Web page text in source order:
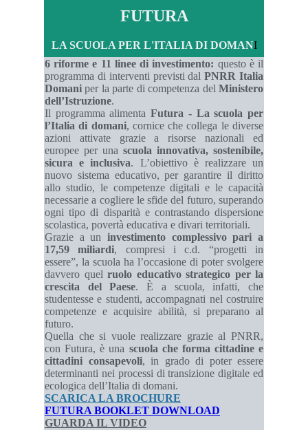
FUTURA
LA SCUOLA PER L'ITALIA DI DOMANI
6 riforme e 11 linee di investimento: questo è il
programma di interventi previsti dalPNRR Italia
Domani per la parte di competenza del Ministero
dell’Istruzione.
Il programma alimentaFutura - La scuola per
l’Italia di domani, cornice che collega le diverse
azioni attivate grazie a risorse nazionali ed
europee per una scuola innovativa, sostenibile,
sicura e inclusiva. L’obiettivo è realizzare un
nuovo sistema educativo, per garantire il diritto
allo studio, le competenze digitali e le capacità
necessarie a cogliere le sfide del futuro, superando
ogni tipo di disparità e contrastando dispersione
scolastica, povertà educativa e divari territoriali.
Grazie a un investimento complessivo pari a
17,59 miliardi, compresi i c.d. “progetti in
essere”, la scuola ha l’occasione di poter svolgere
davvero quel ruolo educativo strategico per la
crescita del Paese. È a scuola, infatti, che
studentesse e studenti, accompagnati nel costruire
competenze e acquisire abilità, si preparano al
futuro.
Quella che si vuole realizzare grazie al PNRR,
con Futura, è una scuola che forma cittadine e
cittadini consapevoli, in grado di poter essere
determinanti nei processi di transizione digitale ed
ecologica dell’Italia di domani.
SCARICA LA BROCHURE
FUTURA BOOKLET DOWNLOAD
GUARDA IL VIDEO